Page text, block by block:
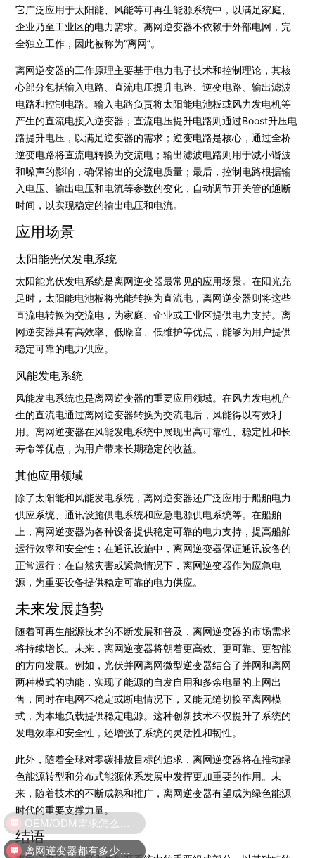
它广泛应用于太阳能、风能等可再生能源系统中，以满足家庭、
企业乃至工业区的电力需求。离网逆变器不依赖于外部电网，完
全独立工作，因此被称为“离网”。
离网逆变器的工作原理主要基于电力电子技术和控制理论，其核
心部分包括输入电路、直流电压提升电路、逆变电路、输出滤波
电路和控制电路。输入电路负责将太阳能电池板或风力发电机等
产生的直流电接入逆变器；直流电压提升电路则通过Boost升压电
路提升电压，以满足逆变器的需求；逆变电路是核心，通过全桥
逆变电路将直流电转换为交流电；输出滤波电路则用于减小谐波
和噪声的影响，确保输出的交流电质量；最后，控制电路根据输
入电压、输出电压和电流等参数的变化，自动调节开关管的通断
时间，以实现稳定的输出电压和电流。
应用场景
太阳能光伏发电系统
太阳能光伏发电系统是离网逆变器最常见的应用场景。在阳光充
足时，太阳能电池板将光能转换为直流电，离网逆变器则将这些
直流电转换为交流电，为家庭、企业或工业区提供电力支持。离
网逆变器具有高效率、低噪音、低维护等优点，能够为用户提供
稳定可靠的电力供应。
风能发电系统
风能发电系统也是离网逆变器的重要应用领域。在风力发电机产
生的直流电通过离网逆变器转换为交流电后，风能得以有效利
用。离网逆变器在风能发电系统中展现出高可靠性、稳定性和长
寿命等优点，为用户带来长期稳定的收益。
其他应用领域
除了太阳能和风能发电系统，离网逆变器还广泛应用于船舶电力
供应系统、通讯设施供电系统和应急电源供电系统等。在船舶
上，离网逆变器为各种设备提供稳定可靠的电力支持，提高船舶
运行效率和安全性；在通讯设施中，离网逆变器保证通讯设备的
正常运行；在自然灾害或紧急情况下，离网逆变器作为应急电
源，为重要设备提供稳定可靠的电力供应。
未来发展趋势
随着可再生能源技术的不断发展和普及，离网逆变器的市场需求
将持续增长。未来，离网逆变器将朝着更高效、更可靠、更智能
的方向发展。例如，光伏并网离网微型逆变器结合了并网和离网
两种模式的功能，实现了能源的自发自用和多余电量的上网出
售，同时在电网不稳定或断电情况下，又能无缝切换至离网模
式，为本地负载提供稳定电源。这种创新技术不仅提升了系统的
发电效率和安全性，还增强了系统的灵活性和韧性。
此外，随着全球对零碳排放目标的追求，离网逆变器将在推动绿
色能源转型和分布式能源体系发展中发挥更加重要的作用。未
来，随着技术的不断成熟和推广，离网逆变器有望成为绿色能源
时代的重要支撑力量。
结语